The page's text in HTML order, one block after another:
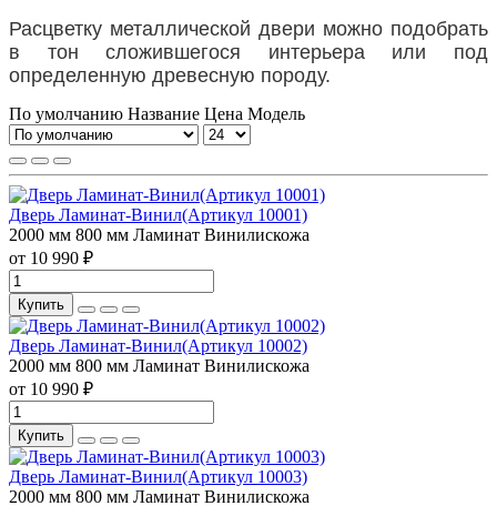
Расцветку металлической двери можно подобрать
в тон сложившегося интерьера или под
определенную древесную породу.
По умолчанию Название Цена Модель
Дверь Ламинат-Винил(Артикул 10001)
2000 мм 800 мм Ламинат Винилискожа
от 10 990 ₽
Купить
Дверь Ламинат-Винил(Артикул 10002)
2000 мм 800 мм Ламинат Винилискожа
от 10 990 ₽
Купить
Дверь Ламинат-Винил(Артикул 10003)
2000 мм 800 мм Ламинат Винилискожа